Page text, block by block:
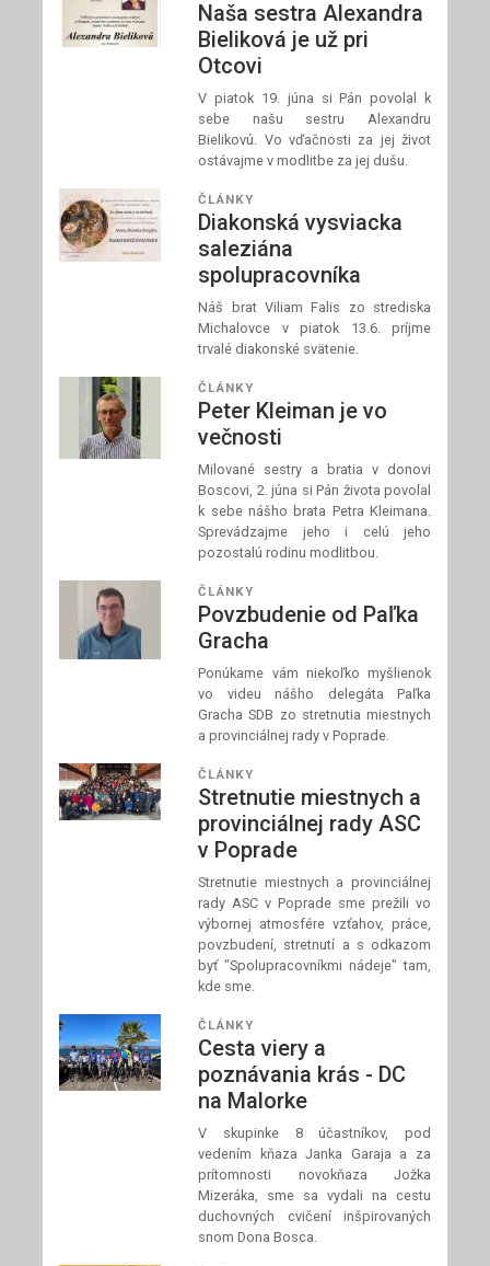
Naša sestra Alexandra
Bieliková je už pri
Otcovi
V piatok 19. júna si Pán povolal k
sebe našu sestru Alexandru
Bielikovú. Vo vďačnosti za jej život
ostávajme v modlitbe za jej dušu.
ČLÁNKY
Diakonská vysviacka
saleziána
spolupracovníka
Náš brat Viliam Falis zo strediska
Michalovce v piatok 13.6. príjme
trvalé diakonské svätenie.
ČLÁNKY
Peter Kleiman je vo
večnosti
Milované sestry a bratia v donovi
Boscovi, 2. júna si Pán života povolal
k sebe nášho brata Petra Kleimana.
Sprevádzajme jeho i celú jeho
pozostalú rodinu modlitbou.
ČLÁNKY
Povzbudenie od Paľka
Gracha
Ponúkame vám niekoľko myšlienok
vo videu nášho delegáta Paľka
Gracha SDB zo stretnutia miestnych
a provinciálnej rady v Poprade.
ČLÁNKY
Stretnutie miestnych a
provinciálnej rady ASC
v Poprade
Stretnutie miestnych a provinciálnej
rady ASC v Poprade sme prežili vo
výbornej atmosfére vzťahov, práce,
povzbudení, stretnutí a s odkazom
byť "Spolupracovníkmi nádeje" tam,
kde sme.
ČLÁNKY
Cesta viery a
poznávania krás - DC
na Malorke
V skupinke 8 účastníkov, pod
vedením kňaza Janka Garaja a za
prítomnosti novokňaza Jožka
Mizeráka, sme sa vydali na cestu
duchovných cvičení inšpirovaných
snom Dona Bosca.